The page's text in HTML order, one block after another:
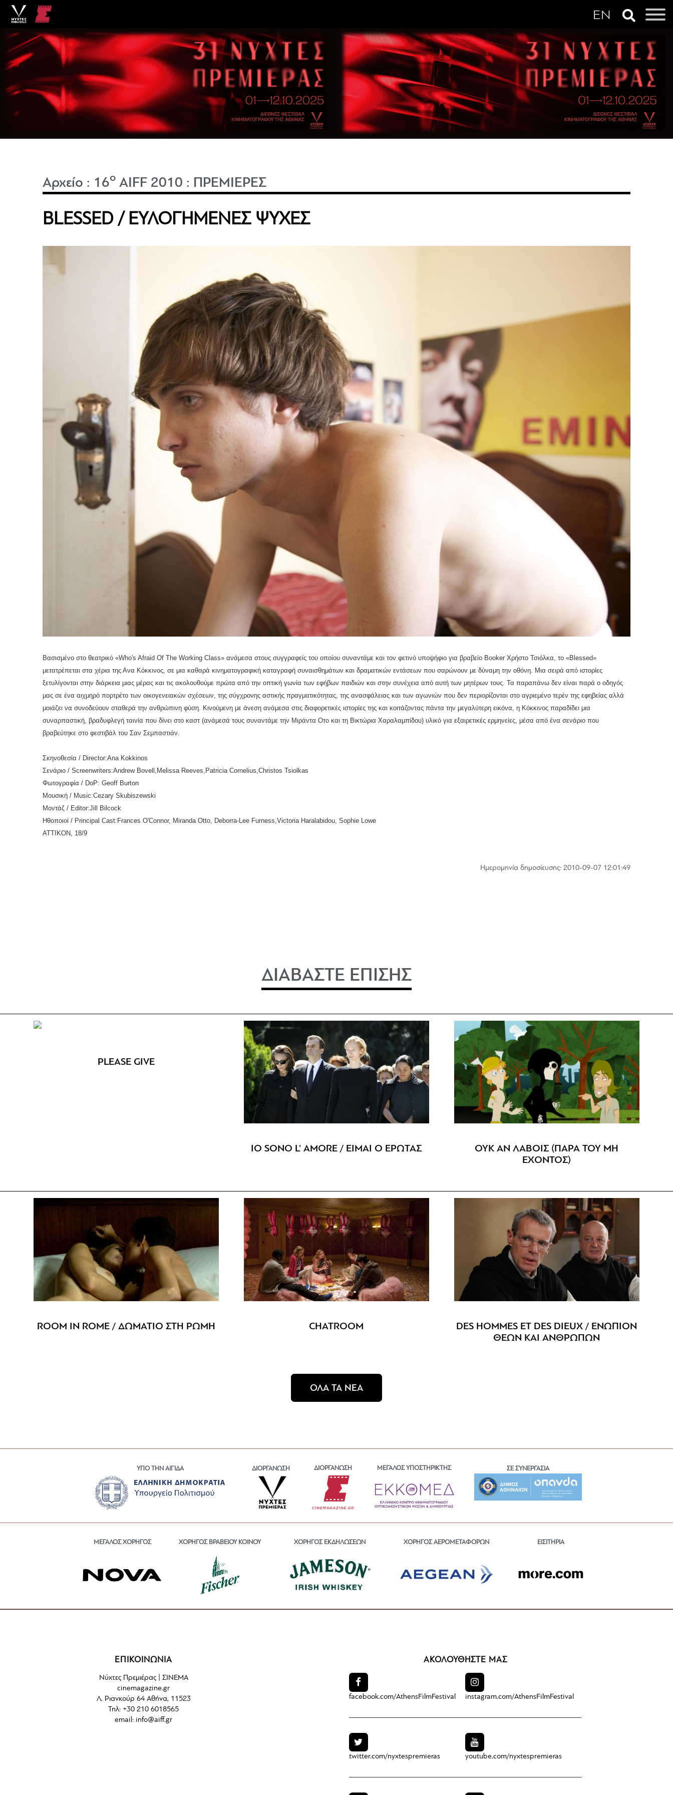
Αρχείο : 16o AIFF 2010 : ΠΡΕΜΙΕΡΕΣ
BLESSED / ΕΥΛΟΓΗΜΕΝΕΣ ΨΥΧΕΣ
Βασισμένο στο θεατρικό «Who's AfraidOfThe Working Class» ανάμεσα στους συγγραφείς του οποίου συναντάμε και τον φετινό υποψήφιο για βραβείο Booker Χρήστο Τσιόλκα, το «Blessed»
μετατρέπεται στα χέρια της Ανα Κόκκινος, σε μια καθαρά κινηματογραφική καταγραφή συναισθημάτων και δραματικών εντάσεων που σαρώνουν με δύναμη την οθόνη. Μια σειρά από ιστορίες
ξετυλίγονται στην διάρκεια μιας μέρας και τις ακολουθούμε πρώτα από την οπτική γωνία των εφήβων παιδιών και στην συνέχεια από αυτή των μητέρων τους. Τα παραπάνω δεν είναι παρά ο οδηγός
μας σε ένα αιχμηρό πορτρέτο των οικογενειακών σχέσεων, της σύγχρονης αστικής πραγματικότητας, της ανασφάλειας και των αγωνιών που δεν περιορίζονται στο αγριεμένο τερέν της εφηβείας αλλά
μοιάζει να συνοδεύουν σταθερά την ανθρώπινη φύση. Κινούμενη με άνεση ανάμεσα στις διαφορετικές ιστορίες της και κοιτάζοντας πάντα την μεγαλύτερη εικόνα, η Κόκκινος παραδίδει μια
συναρπαστική, βραδυφλεγή ταινία που δίνει στο καστ (ανάμεσά τους συναντάμε την Μιράντα Οτο και τη Βικτώρια Χαραλαμπίδου) υλικό για εξαιρετικές ερμηνείες, μέσα από ένα σενάριο που
βραβεύτηκε στο φεστιβάλ του Σαν Σεμπαστιάν.
Σκηνοθεσία / Director:Ana Kokkinos
Σενάριο / Screenwriters:Andrew Bovell,Melissa Reeves,Patricia Cornelius,Christos Tsiolkas
Φωτογραφία / DoP: Geoff Burton
Μουσική / Music:Cezary Skubiszewski
Μοντάζ / Editor:Jill Bilcock
Ηθοποιοί / Principal Cast:Frances O'Connor, Miranda Otto, Deborra-Lee Furness,Victoria Haralabidou, Sophie Lowe
ΑΤΤΙΚΟΝ, 18/9
Hμερομηνία δημοσίευσης: 2010-09-07 12:01:49
ΔΙΑΒΑΣΤΕ ΕΠΙΣΗΣ
PLEASE GIVE
IO SONO L' AMORE / ΕΙΜΑΙ Ο ΕΡΩΤΑΣ
ΟΥΚ ΑΝ ΛΑΒΟΙΣ (ΠΑΡΑ ΤΟΥ ΜΗ
ΕΧΟΝΤΟΣ)
ROOM IN ROME / ΔΩΜΑΤΙΟ ΣΤΗ ΡΩΜΗ CHATROOM
DES HOMMES ET DES DIEUX / ENΩΠΙΟΝ
ΘΕΩΝ ΚΑΙ ΑΝΘΡΩΠΩΝ
ΟΛΑ ΤΑ ΝΕΑ
ΥΠΟ ΤΗΝ ΑΙΓΙΔΑ ΔΙΟΡΓΑΝΩΣΗ ΔΙΟΡΓΑΝΩΣΗ ΜΕΓΑΛΟΣ ΥΠΟΣΤΗΡΙΚΤΗΣ ΣΕ ΣΥΝΕΡΓΑΣΙΑ
ΜΕΓΑΛΟΣ ΧΟΡΗΓΟΣ ΧΟΡΗΓΟΣ ΒΡΑΒΕΙΟΥ ΚΟΙΝΟΥ ΧΟΡΗΓΟΣ ΕΚΔΗΛΩΣΕΩΝ ΧΟΡΗΓΟΣ ΑΕΡΟΜΕΤΑΦΟΡΩΝ ΕΙΣΙΤΗΡΙΑ
ΕΠΙΚΟΙΝΩΝΙΑ
Νύχτες Πρεμιέρας | ΣΙΝΕΜΑ
cinemagazine.gr
Λ. Ριανκούρ 64 Αθήνα, 11523
Τηλ: +30 210 6018565
email: info@aiff.gr
ΑΚΟΛΟΥΘΗΣΤΕ ΜΑΣ
facebook.com/AthensFilmFestival
twitter.com/nyxtespremieras
instagram.com/AthensFilmFestival
youtube.com/nyxtespremieras